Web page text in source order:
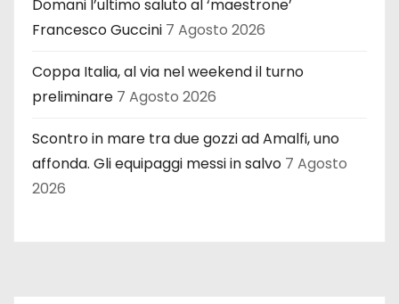
Domani l’ultimo saluto al ‘maestrone’
Francesco Guccini 7 Agosto 2026
Coppa Italia, al via nel weekend il turno
preliminare 7 Agosto 2026
Scontro in mare tra due gozzi ad Amalfi, uno
affonda. Gli equipaggi messi in salvo 7 Agosto
2026